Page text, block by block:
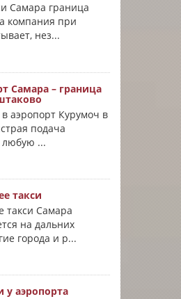
Самара граница
компания при
нез...
Самара – граница
в аэропорт Курумоч в
подача
любую ...
такси
такси Самара
на дальних
города и р...
у аэропорта